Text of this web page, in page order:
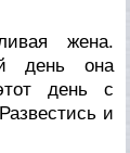
жена.
день она
день с
и